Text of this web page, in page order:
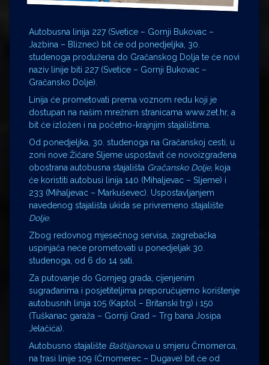
Autobusna linija 227 (Svetice – Gornji Bukovac –
Jazbina – Bliznec) bit će od ponedjeljka, 30.
studenoga produžena do Gračanskog Dolja te će novi
naziv linije biti 227 (Svetice – Gornji Bukovac –
Gračansko Dolje).
Linija će prometovati prema voznom redu koji je
dostupan na našim mrežnim stranicama www.zet.hr, a
bit će izložen i na početno-krajnjim stajalištima.
Od ponedjeljka, 30. studenoga na Gračanskoj cesti, u
zoni nove Žičare Sljeme uspostavit će novoizgrađena
obostrana autobusna stajališta Gračansko Dolje, koja
će koristiti autobusi linija 140 (Mihaljevac – Sljeme) i
233 (Mihaljevac – Markuševec). Uspostavljanjem
navedenog stajališta ukida se privremeno stajalište
Dolje.
Zbog redovnog mjesečnog servisa, zagrebačka
uspinjača neće prometovati u ponedjeljak 30.
studenoga, od 6 do 14 sati.
Za putovanje do Gornjeg grada, cijenjenim
sugrađanima i posjetiteljima preporučujemo korištenje
autobusnih linija 105 (Kaptol – Britanski trg) i 150
(Tuškanac garaža – Gornji Grad – Trg bana Josipa
Jelačića).
Autobusno stajalište Baštijanova u smjeru Črnomerca,
na trasi linije 109 (Črnomerec – Dugave) bit će od